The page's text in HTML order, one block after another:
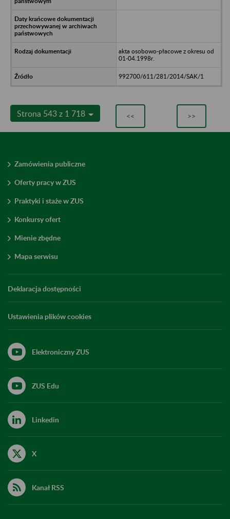
akta osobowo-płacowe z okresu od
01-04.1998r.
992700/611/281/2014/SAK/1
Strona 543 z 1 718 << >>
Zamówienia publiczne
Oferty pracy w ZUS
Praktyki i staże w ZUS
Konkursy ofert
Mienie zbędne
Mapa serwisu
Deklaracja dostępności
Ustawienia plików cookies
Elektroniczny ZUS
ZUS Edu
Linkedin
X
Kanał RSS